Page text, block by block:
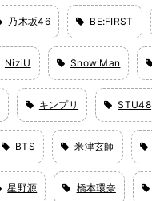
乃木坂46 BE:FIRST
NiziU Snow Man
キンプリ STU48
BTS 米津玄師
星野源 橋本環奈